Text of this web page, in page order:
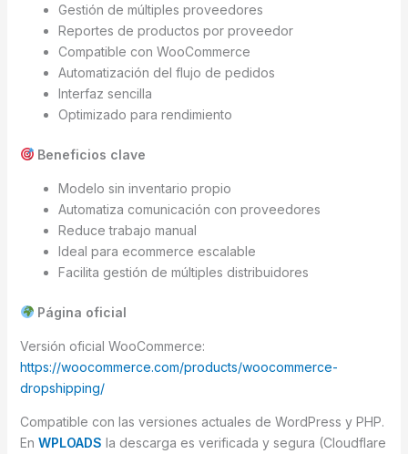
Gestión de múltiples proveedores
Reportes de productos por proveedor
Compatible con WooCommerce
Automatización del flujo de pedidos
Interfaz sencilla
Optimizado para rendimiento
Beneficios clave
Modelo sin inventario propio
Automatiza comunicación con proveedores
Reduce trabajo manual
Ideal para ecommerce escalable
Facilita gestión de múltiples distribuidores
Página oficial
Versión oficial WooCommerce:
https://woocommerce.com/products/woocommerce-
dropshipping/
Compatible con las versiones actuales de WordPress y PHP.
En WPLOADS la descarga es verificada y segura (Cloudflare